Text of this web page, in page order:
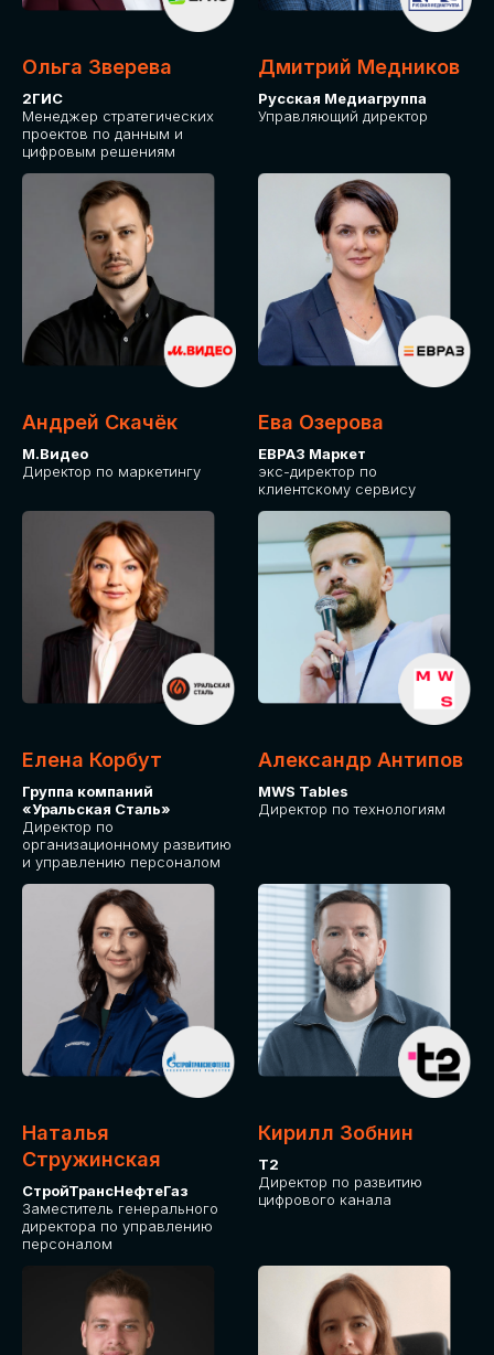
Ольга Зверева
2ГИС
Менеджер стратегических
проектов по данным и
цифровым решениям
Дмитрий Медников
Русская Медиагруппа
Управляющий директор
Андрей Скачёк
М.Видео
Директор по маркетингу
Ева Озерова
ЕВРАЗ Маркет
экс-директор по
клиентскому сервису
Елена Корбут
Группа компаний
«Уральская Сталь»
Директор по
организационному развитию
и управлению персоналом
Александр Антипов
MWS Tables
Директор по технологиям
Наталья
Стружинская
СтройТрансНефтеГаз
Заместитель генерального
директора по управлению
персоналом
Кирилл Зобнин
Т2
Директор по развитию
цифрового канала
Приглашаем стать спикером GLOBAL
TECH FORUM и поделиться своим
опытом и экспертизой. Будем рады
сотрудничеству!
СТАТЬ
СПИКЕРОМ
IT Solutions for Business
СРЕДИ ПАРТНЕРОВ
МЕРОПРИЯТИЯ